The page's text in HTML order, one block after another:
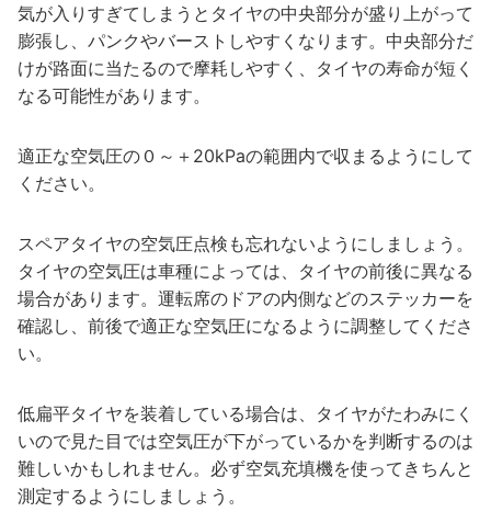
気が入りすぎてしまうとタイヤの中央部分が盛り上がって
膨張し、パンクやバーストしやすくなります。中央部分だ
けが路面に当たるので摩耗しやすく、タイヤの寿命が短く
なる可能性があります。
適正な空気圧の０～＋20kPaの範囲内で収まるようにして
ください。
スペアタイヤの空気圧点検も忘れないようにしましょう。
タイヤの空気圧は車種によっては、タイヤの前後に異なる
場合があります。運転席のドアの内側などのステッカーを
確認し、前後で適正な空気圧になるように調整してくださ
い。
低扁平タイヤを装着している場合は、タイヤがたわみにく
いので見た目では空気圧が下がっているかを判断するのは
難しいかもしれません。必ず空気充填機を使ってきちんと
測定するようにしましょう。